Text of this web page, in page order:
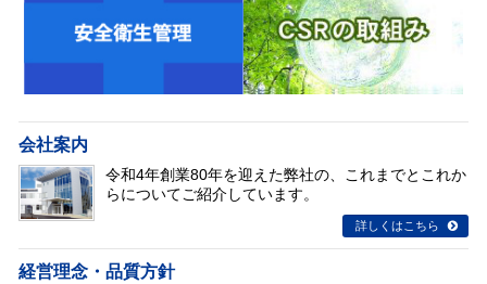
会社案内
令和4年創業80年を迎えた弊社の、これまでとこれか
らについてご紹介しています。
詳しくはこちら
経営理念・品質方針